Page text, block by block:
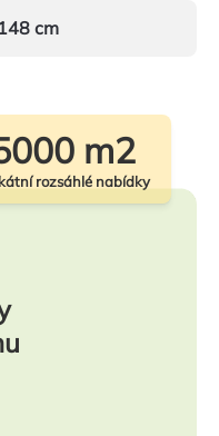
148 cm
m2
rozsáhlé nabídky